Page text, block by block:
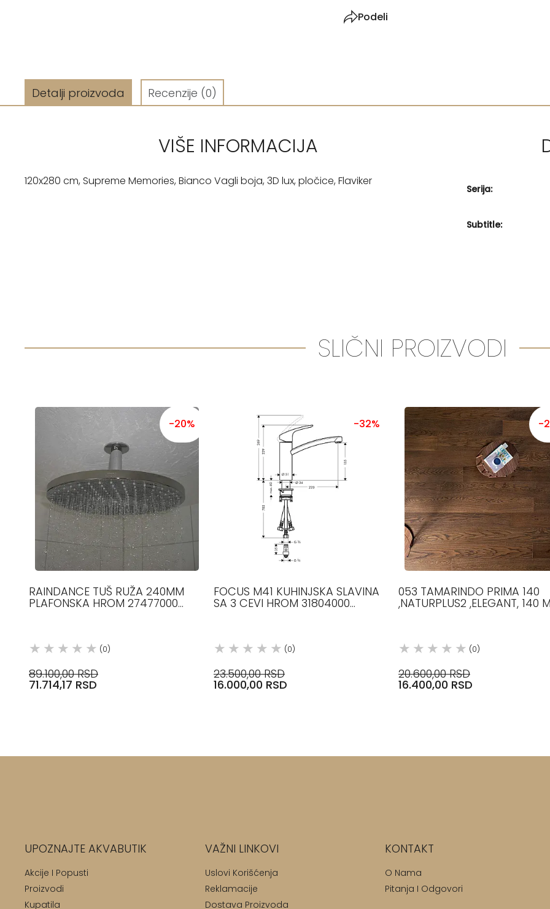
Podeli
Detalji proizvoda Recenzije (0)
VIŠE INFORMACIJA
120x280 cm, Supreme Memories, Bianco Vagli boja, 3D lux, pločice, Flaviker
Serija:
Subtitle:
SLIČNI PROIZVODI
-20%
RAINDANCE TUŠ RUŽA 240MM
PLAFONSKA HROM 27477000
(0)
89.100,00 RSD
71.714,17 RSD
-32%
FOCUS M41 KUHINJSKA SLAVINA
SA 3 CEVI HROM 31804000
(0)
23.500,00 RSD
16.000,00 RSD
-
053 TAMARINDO PRIMA 140
,NATURPLUS2 ,ELEGANT, 140
(0)
20.600,00 RSD
16.400,00 RSD
UPOZNAJTE AKVABUTIK
Akcije I Popusti
Proizvodi
Kupatila
VAŽNI LINKOVI
Uslovi Korišćenja
Reklamacije
Dostava Proizvoda
KONTAKT
O Nama
Pitanja I Odgovori